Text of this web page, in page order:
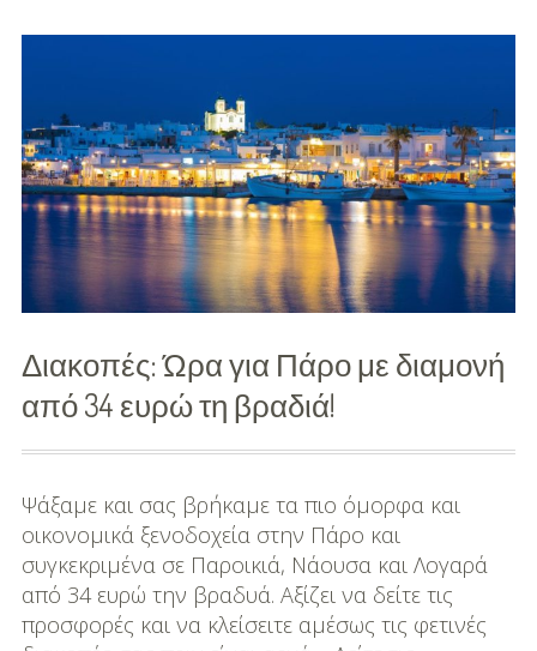
Χαλκιδικής
(Αφιέρωμα)!
Διακοπές: Ώρα για Πάρο με διαμονή
από 34 ευρώ τη βραδιά!
Ψάξαμε και σας βρήκαμε τα πιο όμορφα και
οικονομικά ξενοδοχεία στην Πάρο και
συγκεκριμένα σε Παροικιά, Νάουσα και Λογαρά
από 34 ευρώ την βραδυά. Αξίζει να δείτε τις
προσφορές και να κλείσειτε αμέσως τις φετινές